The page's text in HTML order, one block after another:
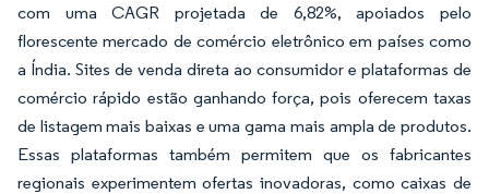
com uma CAGR projetada de 6,82%, apoiados pelo
florescente mercado de comércio eletrônico em países como
a Índia. Sites de venda direta ao consumidor e plataformas de
comércio rápido estão ganhando força, pois oferecem taxas
de listagem mais baixas e uma gama mais ampla de produtos.
Essas plataformas também permitem que os fabricantes
regionais experimentem ofertas inovadoras, como caixas de